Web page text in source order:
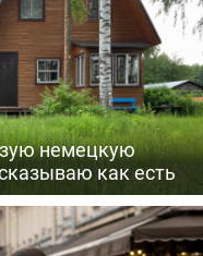
немецкую
как есть